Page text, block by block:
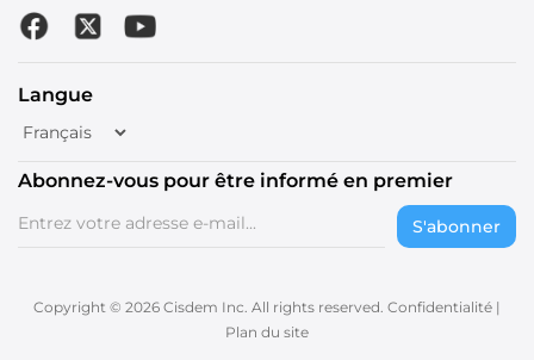
Langue
Abonnez-vous pour être informé en premier
S'abonner
Copyright © 2026 Cisdem Inc. All rights reserved. Confidentialité |
Plan du site